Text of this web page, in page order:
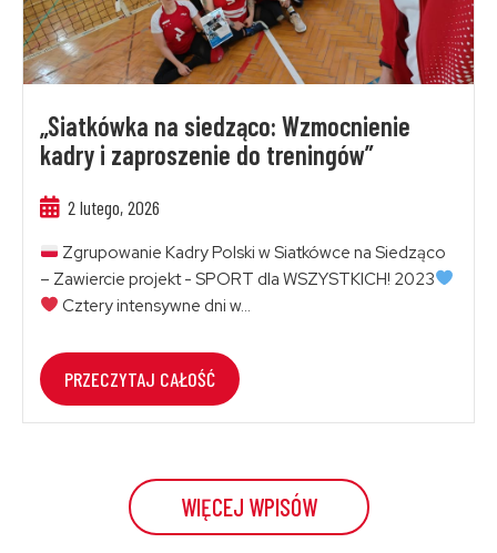
„Siatkówka na siedząco: Wzmocnienie
kadry i zaproszenie do treningów”
2 lutego, 2026
Zgrupowanie Kadry Polski w Siatkówce na Siedząco
– Zawiercie projekt - SPORT dla WSZYSTKICH! 2023
Cztery intensywne dni w...
PRZECZYTAJ CAŁOŚĆ
WIĘCEJ WPISÓW